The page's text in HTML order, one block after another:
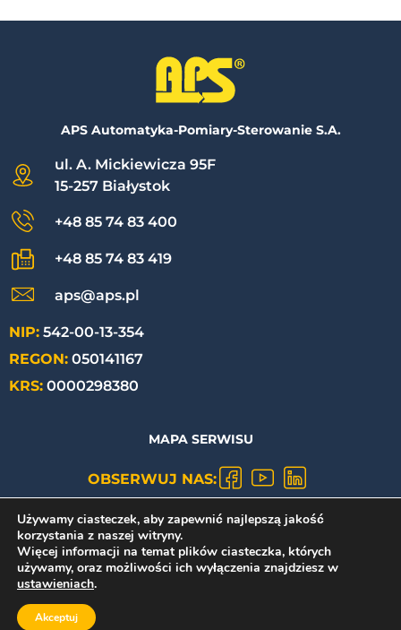
APS Automatyka-Pomiary-Sterowanie S.A.
ul. A. Mickiewicza 95F
15-257 Białystok
+48 85 74 83 400
+48 85 74 83 419
aps@aps.pl
NIP: 542-00-13-354
REGON: 050141167
KRS: 0000298380
MAPA SERWISU
OBSERWUJ NAS:
POLITYKA PRYWATNOŚCI
Używamy ciasteczek, aby zapewnić najlepszą jakość
korzystania z naszej witryny.
Więcej informacji na temat plików ciasteczka, których
używamy, oraz możliwości ich wyłączenia znajdziesz w
ustawieniach.
Akceptuj